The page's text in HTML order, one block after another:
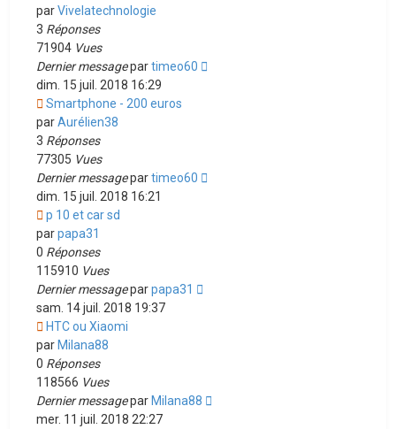
parVivelatechnologie
3 Réponses
71904 Vues
Dernier messagepartimeo60
dim. 15 juil. 2018 16:29
Smartphone - 200 euros
parAurélien38
3 Réponses
77305 Vues
Dernier messagepartimeo60
dim. 15 juil. 2018 16:21
p 10 et car sd
parpapa31
0 Réponses
115910 Vues
Dernier messageparpapa31
sam. 14 juil. 2018 19:37
HTC ou Xiaomi
par Milana88
0 Réponses
118566 Vues
Dernier messagepar Milana88
mer. 11 juil. 2018 22:27